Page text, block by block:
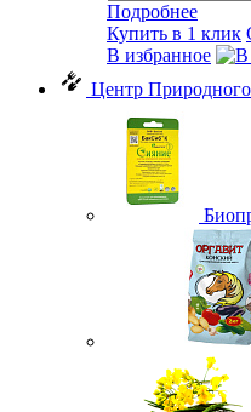
Подробнее
Купить в 1 клик
В избранное
Центр